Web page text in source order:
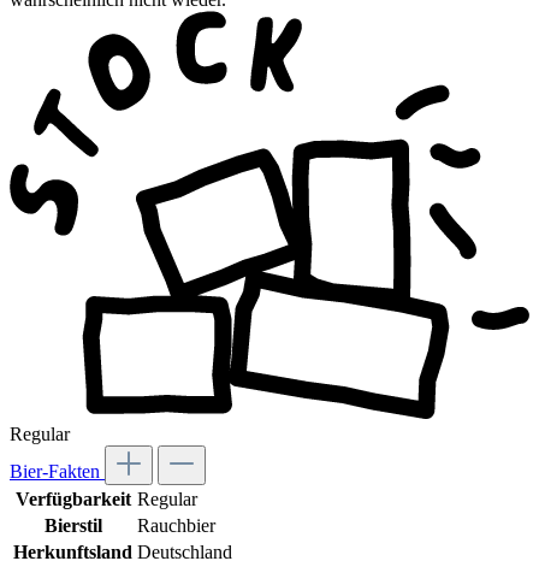
Regular
Bier-Fakten
Verfügbarkeit Regular
Bierstil
Rauchbier
Herkunftsland Deutschland